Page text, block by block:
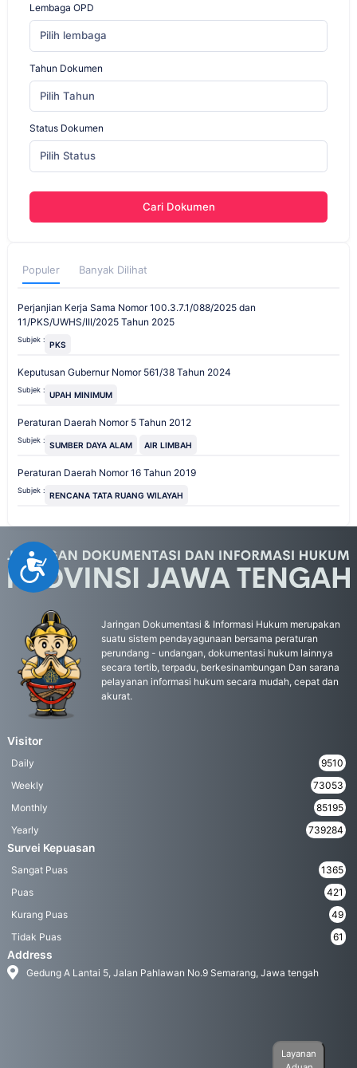
Accessibility
Lembaga OPD
Pilih lembaga
Tahun Dokumen
Pilih Tahun
Status Dokumen
Pilih Status
Cari Dokumen
Populer Banyak Dilihat
Perjanjian Kerja Sama Nomor 100.3.7.1/088/2025 dan
11/PKS/UWHS/III/2025 Tahun 2025
Subjek : PKS
Keputusan Gubernur Nomor 561/38 Tahun 2024
Subjek : UPAH MINIMUM
Peraturan Daerah Nomor 5 Tahun 2012
Subjek : SUMBER DAYA ALAM AIR LIMBAH
Peraturan Daerah Nomor 16 Tahun 2019
Subjek : RENCANA TATA RUANG WILAYAH
Jaringan Dokumentasi & Informasi Hukum merupakan
suatu sistem pendayagunaan bersama peraturan
perundang - undangan, dokumentasi hukum lainnya
secara tertib, terpadu, berkesinambungan Dan sarana
pelayanan informasi hukum secara mudah, cepat dan
akurat.
Visitor
Daily
9510
Weekly
73053
Monthly
85195
Yearly
739284
Survei Kepuasan
Sangat Puas
1365
Puas
421
Kurang Puas
49
Tidak Puas
61
Address
Gedung A Lantai 5, Jalan Pahlawan No.9 Semarang, Jawa tengah
Layanan